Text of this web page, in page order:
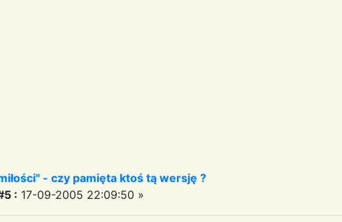
- czy pamięta ktoś tą wersję ?
: 17-09-2005 22:09:50 »